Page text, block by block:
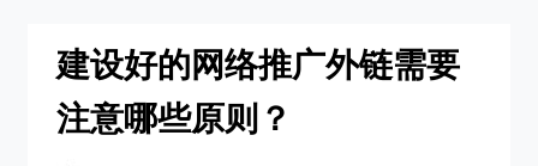
建设好的网络推广外链需要
注意哪些原则？